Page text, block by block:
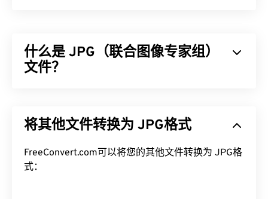
什么是 JPG（联合图像专家组）
文件？
泛应用的原因。JPG 文件相对较小，非常适合在互
JPEG 压缩工具将文件大小减少高达 80%！
如果您需要更好的压缩效果，您可以将
将其他文件转换为 JPG格式
FreeConvert.com可以将您的其他文件转换为 JPG格
式：